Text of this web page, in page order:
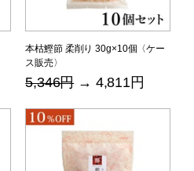
本枯鰹節 柔削り 30g×10個〈ケー
ス販売〉
5,346円→ 4,811円